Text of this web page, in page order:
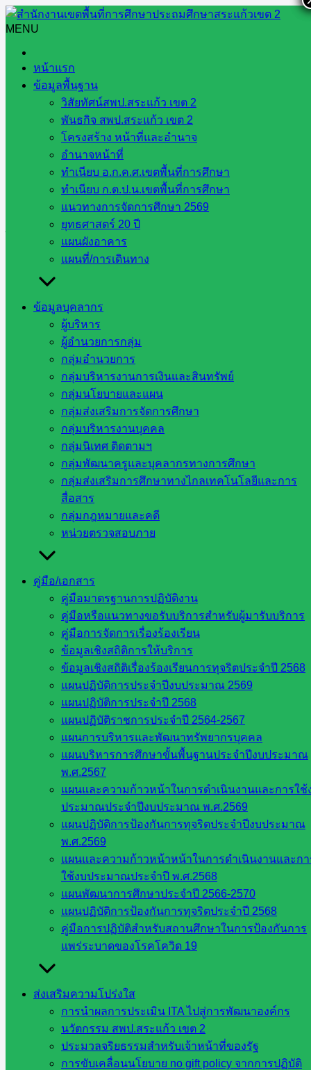
Skip
to
content
MENU
หน้าแรก
ข้อมูลพื้นฐาน
วิสัยทัศน์สพป.สระแก้ว เขต 2
พันธกิจ สพป.สระแก้ว เขต 2
โครงสร้าง หน้าที่และอำนาจ
อำนาจหน้าที่
ทำเนียบ อ.ก.ค.ศ.เขตพื้นที่การศึกษา
ทำเนียบ ก.ต.ป.น.เขตพื้นที่การศึกษา
แนวทางการจัดการศึกษา 2569
ยุทธศาสตร์ 20 ปี
แผนผังอาคาร
แผนที่/การเดินทาง
ข้อมูลบุคลากร
ผู้บริหาร
ผู้อำนวยการกลุ่ม
กลุ่มอำนวยการ
กลุ่มบริหารงานการเงินและสินทรัพย์
กลุ่มนโยบายและแผน
กลุ่มส่งเสริมการจัดการศึกษา
กลุ่มบริหารงานบุคคล
กลุ่มนิเทศ ติดตามฯ
กลุ่มพัฒนาครูและบุคลากรทางการศึกษา
กลุ่มส่งเสริมการศึกษาทางไกลเทคโนโลยีและการ
สื่อสาร
กลุ่มกฎหมายและคดี
หน่วยตรวจสอบภาย
คู่มือ/เอกสาร
คู่มือมาตรฐานการปฏิบัติงาน
คู่มือหรือแนวทางขอรับบริการสำหรับผู้มารับบริการ
คู่มือการจัดการเรื่องร้องเรียน
ข้อมูลเชิงสถิติการให้บริการ
ข้อมูลเชิงสถิติเรื่องร้องเรียนการทุจริตประจำปี 2568
แผนปฏิบัติการประจำปีงบประมาณ 2569
แผนปฏิบัติการประจำปี 2568
แผนปฏิบัติราชการประจำปี 2564-2567
แผนการบริหารและพัฒนาทรัพยากรบุคคล
แผนบริหารการศึกษาขั้นพื้นฐานประจำปีงบประมาณ
พ.ศ.2567
แผนและความก้าวหน้าในการดำเนินงานและการใช้
ประมาณประจำปีงบประมาณ พ.ศ.2569
แผนปฏิบัติการป้องกันการทุจริตประจำปีงบประมาณ
พ.ศ.2569
แผนและความก้าวหน้าหน้าในการดำเนินงานและก
ใช้งบประมาณประจำปี พ.ศ.2568
แผนพัฒนาการศึกษาประจำปี 2566-2570
แผนปฏิบัติการป้องกันการทุจริตประจำปี 2568
คู่มือการปฏิบัติสำหรับสถานศึกษาในการป้องกันการ
แพร่ระบาดของโรคโควิด 19
ส่งเสริมความโปร่งใส
การนำผลการประเมิน ITA ไปสู่การพัฒนาองค์กร
นวัตกรรม สพป.สระแก้ว เขต 2
ประมวลจริยธรรมสำหรับเจ้าหน้าที่ของรัฐ
การขับเคลื่อนนโยบาย no gift policy จากการปฏิบัติ
Search
รางวัลสำนักงานเขตพื้นที่การศึกษาที่มีผลการใช้จ่ายงบ
ประมาณรายจ่ายประจำปีงบประมาณ พ.ศ. 2567 “รายจ่ายลงทุน
ระดับยอดเยี่ยม”
รางวัลสำนักงานเขตพื้นที่การ
ศึกษาที่มีผลการใช้จ่ายงบ
ประมาณรายจ่ายประจำ
ปีงบประมาณ พ.ศ. 2567 “ราย
จ่ายลงทุน ระดับยอดเยี่ยม”
สพป.สระแก้ว เขต 2 รับรางวัลเชิดชูเกียรติ
รางวัลสำนักงานเขตพื้นที่การศึกษาที่มีผล
การใช้จ่ายงบประมาณรายจ่ายประจำ
ปีงบประมาณ พ.ศ. 2567 “รายจ่ายลงทุน
ระดับยอดเยี่ยม”
กันยายน 17, 2024
ประชาสัมพันธ์
วันเสาร์ ที่ 14 กันยายน 2567 สํานักงานเขตพื้นที่การศึกษ […]
หน่วยงาน
ที่เกี่ยวข้อง
กระทรวง
ศึกษาธิการ
กระทรวง
อุดมศึกษา
สำนักงาน
เลขาธิการ
สภาการ
สำนักงาน
กรรมการ
อาชีวศึกษา
สำนักงาน
กรรมการ
ขั้นพื้น
ฐาน
รายชื่อ
มหาวิทยาลัย
ประเทศไทย